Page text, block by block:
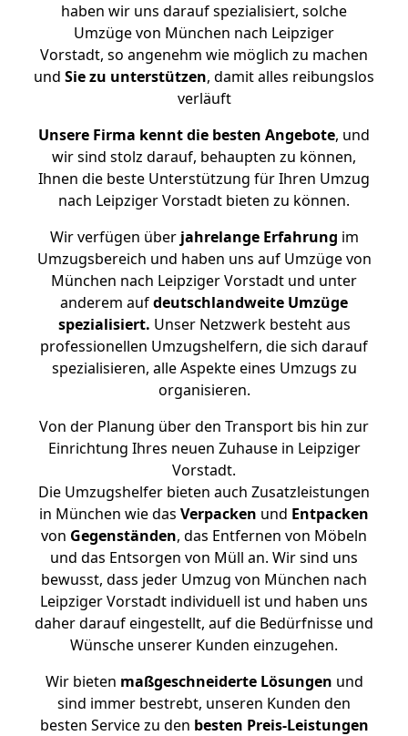
haben wir uns darauf spezialisiert, solche
Umzüge von München nach Leipziger
Vorstadt, so angenehm wie möglich zu machen
und Sie zu unterstützen, damit alles reibungslos
verläuft
Unsere Firma kennt die besten Angebote, und
wir sind stolz darauf, behaupten zu können,
Ihnen die beste Unterstützung für Ihren Umzug
nach Leipziger Vorstadt bieten zu können.
Wir verfügen überjahrelange Erfahrung im
Umzugsbereich und haben uns auf Umzüge von
München nach Leipziger Vorstadt und unter
anderem aufdeutschlandweite Umzüge
spezialisiert. Unser Netzwerk besteht aus
professionellen Umzugshelfern, die sich darauf
spezialisieren, alle Aspekte eines Umzugs zu
organisieren.
Von der Planung über den Transport bis hin zur
Einrichtung Ihres neuen Zuhause in Leipziger
Vorstadt.
Die Umzugshelfer bieten auch Zusatzleistungen
in München wie das Verpacken und Entpacken
von Gegenständen, das Entfernen von Möbeln
und das Entsorgen von Müll an. Wir sind uns
bewusst, dass jeder Umzug von München nach
Leipziger Vorstadt individuell ist und haben uns
daher darauf eingestellt, auf die Bedürfnisse und
Wünsche unserer Kunden einzugehen.
Wir bieten maßgeschneiderte Lösungen und
sind immer bestrebt, unseren Kunden den
besten Service zu den besten Preis-Leistungen